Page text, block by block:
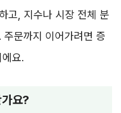
고, 지수나 시장 전체 분
문까지 이어가려면 증
요.
요?